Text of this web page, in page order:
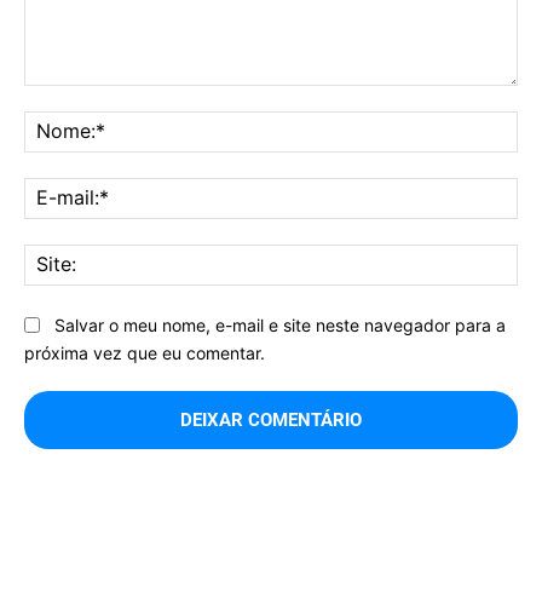
Salvar o meu nome, e-mail e site neste navegador para a
próxima vez que eu comentar.